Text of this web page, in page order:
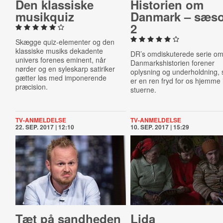
Den klassiske
musikquiz
Skægge quiz-elementer og den
klassiske musiks dekadente
univers forenes eminent, når
nørder og en syleskarp satiriker
gætter løs med imponerende
præcision.
Historien om
Danmark –
2
DR’s omdiskuterede serie
Danmarkshistorien forener
oplysning og underholdning,
er en ren fryd for os hjemme
stuerne.
TV-ANMELDELSE
22. SEP. 2017 | 12:10
Tæt på sandheden
TV-ANMELDELSE
10. SEP. 2017 | 15:29
Lida